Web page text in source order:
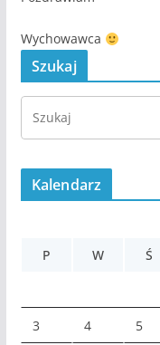
Wychowawca
Szukaj
Kalendarz
P
W Ś
3 4 5